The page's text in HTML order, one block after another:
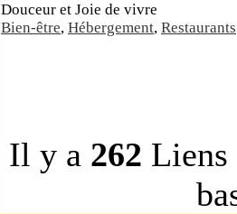
Douceur et Joie de vivre
Bien-être, Hébergement, Restaurants
Il y a 262